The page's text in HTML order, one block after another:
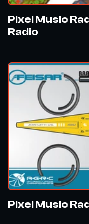
Pixel Music
Radio
Pixel Music